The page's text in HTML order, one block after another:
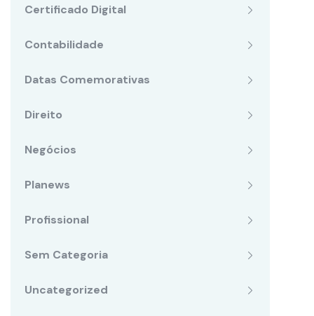
Certificado Digital
Contabilidade
Datas Comemorativas
Direito
Negócios
Planews
Profissional
Sem Categoria
Uncategorized